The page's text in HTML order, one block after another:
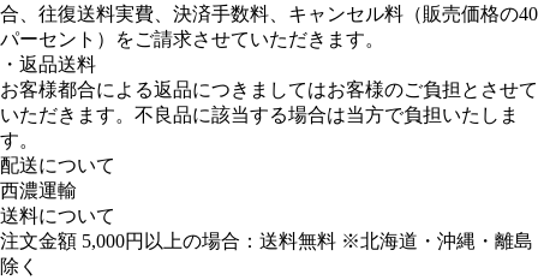
合、往復送料実費、決済手数料、キャンセル料（販売価格の40
パーセント）をご請求させていただきます。
・返品送料
お客様都合による返品につきましてはお客様のご負担とさせて
いただきます。不良品に該当する場合は当方で負担いたしま
す。
配送について
西濃運輸
送料について
注文金額 5,000円以上の場合：送料無料 ※北海道・沖縄・離島
除く